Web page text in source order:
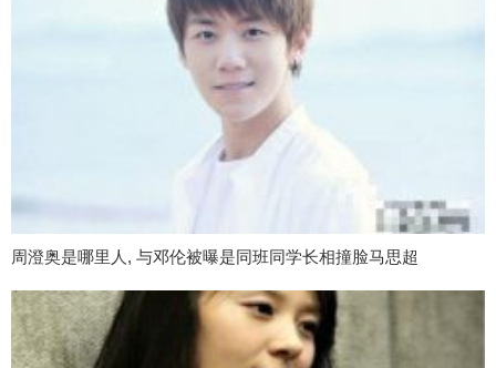
周澄奥是哪里人, 与邓伦被曝是同班同学长相撞脸马思超